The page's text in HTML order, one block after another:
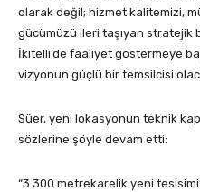
olarak değil; hizmet kalitemizi,
gücümüzü ileri taşıyan stratejik
İkitelli’de faaliyet göstermeye
vizyonun güçlü bir temsilcisi
Süer, yeni lokasyonun teknik
sözlerine şöyle devam etti:
“3.300 metrekarelik yeni